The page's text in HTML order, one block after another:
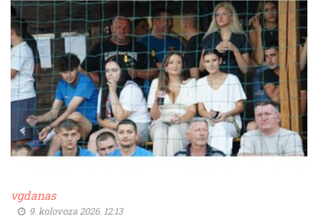
vgdanas
9. kolovoza 2026. 12:13